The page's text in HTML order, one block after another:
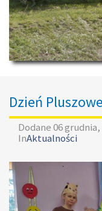
Dzień
Dodane06 grudnia,
InAktualności